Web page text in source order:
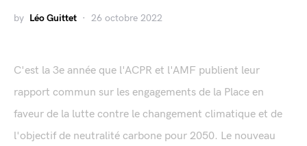
by Léo Guittet 26 octobre 2022
C'est la 3e année que l'ACPR et l'AMF publient leur
rapport commun sur les engagements de la Place en
faveur de la lutte contre le changement climatique et de
l'objectif de neutralité carbone pour 2050. Le nouveau